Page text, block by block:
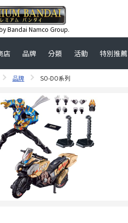
Bandai Namco Group.
店 品牌 分類 活動 特別推薦
品牌 SO-DO系列